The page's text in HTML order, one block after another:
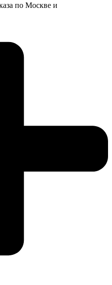
по Москве и